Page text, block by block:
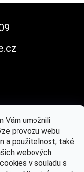
Vám umožnili
provozu webu
a použitelnost, také
webových
v souladu s
Kontaktujte nás